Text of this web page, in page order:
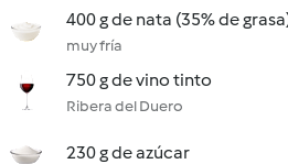
400 g de nata (35% de
muy fría
750 g de vino tinto
Ribera del Duero
230 g de azúcar